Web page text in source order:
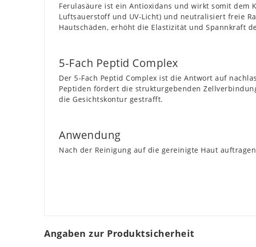
Ferulasäure ist ein Antioxidans und wirkt somit dem
Luftsauerstoff und UV-Licht) und neutralisiert freie
Hautschäden, erhöht die Elastizität und Spannkraft
5-Fach Peptid Complex
Der 5-Fach Peptid Complex ist die Antwort auf
Peptiden fördert die strukturgebenden
die Gesichtskontur gestrafft.
Anwendung
Nach der Reinigung auf die gereinigte Haut
Angaben zur Produktsicherheit